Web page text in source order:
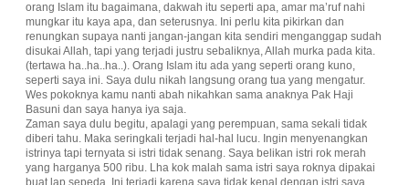
orang Islam itu bagaimana, dakwah itu seperti apa, amar ma’ruf nahi
mungkar itu kaya apa, dan seterusnya. Ini perlu kita pikirkan dan
renungkan supaya nanti jangan-jangan kita sendiri menganggap sudah
disukai Allah, tapi yang terjadi justru sebaliknya, Allah murka pada kita.
(tertawa ha..ha..ha..). Orang Islam itu ada yang seperti orang kuno,
seperti saya ini. Saya dulu nikah langsung orang tua yang mengatur.
Wes pokoknya kamu nanti abah nikahkan sama anaknya Pak Haji
Basuni dan saya hanya iya saja.
Zaman saya dulu begitu, apalagi yang perempuan, sama sekali tidak
diberi tahu. Maka seringkali terjadi hal-hal lucu. Ingin menyenangkan
istrinya tapi ternyata si istri tidak senang. Saya belikan istri rok merah
yang harganya 500 ribu. Lha kok malah sama istri saya roknya dipakai
buat lap sepeda. Ini terjadi karena saya tidak kenal dengan istri saya.